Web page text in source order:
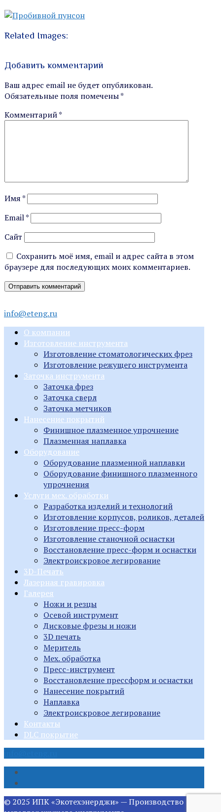
металлорежущего
инструмента
Related Images:
Добавить комментарий
Ваш адрес email не будет опубликован.
Обязательные поля помечены*
Комментарий*
Имя*
Email*
Сайт
Сохранить моё имя, email и адрес сайта в этом
браузере для последующих моих комментариев.
info@eteng.ru
О компании
Изготовление инструмента
Изготовление стоматологических фрез
Изготовление режущего инструмента
Заточка инструмента
Заточка фрез
Заточка сверл
Заточка метчиков
Нанесение покрытий
Финишное плазменное упрочнение
Плазменная наплавка
Оборудование
Оборудование плазменной наплавки
Оборудование финишного плазменного
упрочнения
Услуги мех. обработки
Разработка изделий и технологий
Изготовление корпусов, роликов, деталей
Изготовление пресс-форм
Изготовление станочной оснастки
Восстановление пресс-форм и оснастки
Электроискровое легирование
3D-Печать
Лазерная гравировка
Галерея
Ножи и резцы
Осевой инструмент
Дисковые фрезы и ножи
3D печать
Меритель
Мех. обработка
Пресс-инструмент
Восстановление прессформ и оснастки
Нанесение покрытий
Наплавка
Электроискровое легирование
Контакты
DLC покрытие
© 2025 ИПК «Экотехэнерджи» — Производство